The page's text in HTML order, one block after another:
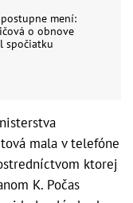
mení:
o obnove
spočiatku
mala v telefóne
ktorej
K. Počas